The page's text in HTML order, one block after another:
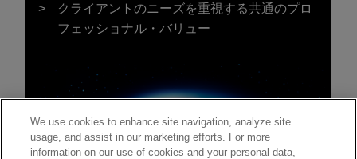
クライアントのニーズを重視する共通のプロ
フェッショナル・バリュー
We use cookies to enhance site navigation, analyze site
usage, and assist in our marketing efforts. For more
information on our use of cookies and your personal data,